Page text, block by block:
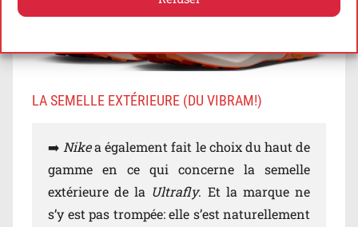
LA SEMELLE EXTÉRIEURE (DU VIBRAM!)
➡️ Nikea également fait le choix du haut de
gamme en ce qui concerne la semelle
extérieure de la Ultrafly. Et la marque ne
s’y est pas trompée: elle s’est naturellement